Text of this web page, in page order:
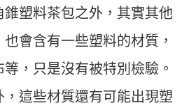
錐塑料茶包之外，其實其他
會含有一些塑料的材質，
，只是沒有被特別檢驗。
，這些材質還有可能出現塑